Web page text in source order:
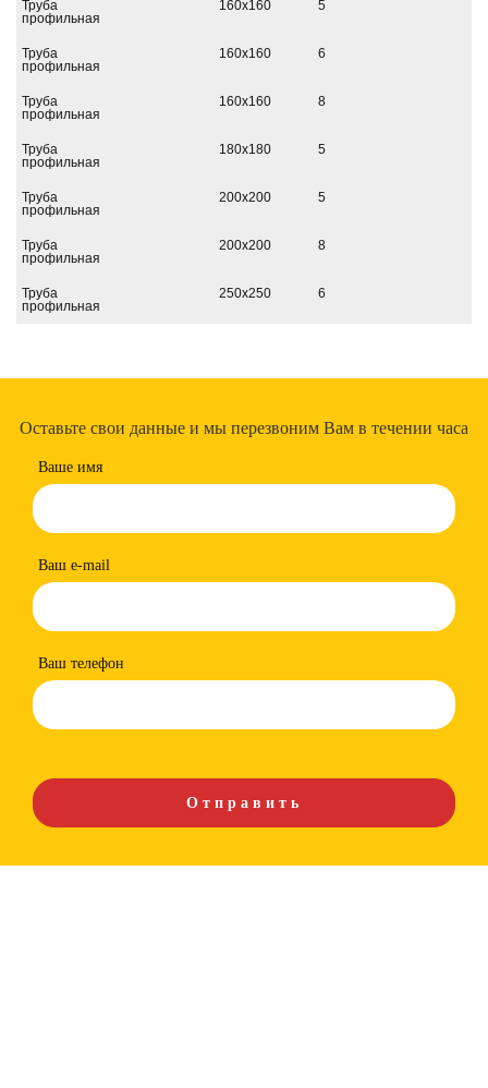
Труба
профильная
160х160 5
Труба
профильная
160х160 6
Труба
профильная
160х160 8
Труба
профильная
180х180 5
Труба
профильная
200х200 5
Труба
профильная
200х200 8
Труба
профильная
250х250 6
Оставьте свои данные и мы перезвоним Вам в течении часа
Ваше имя
Ваш e-mail
Ваш телефон